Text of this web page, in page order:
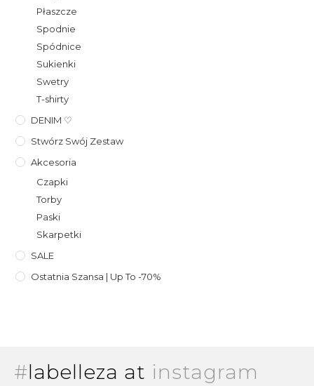
Płaszcze
Spodnie
Spódnice
Sukienki
Swetry
T-shirty
DENIM ♡
Stwórz Swój Zestaw
Akcesoria
Czapki
Torby
Paski
Skarpetki
SALE
Ostatnia Szansa | Up To -70%
#labelleza at instagram